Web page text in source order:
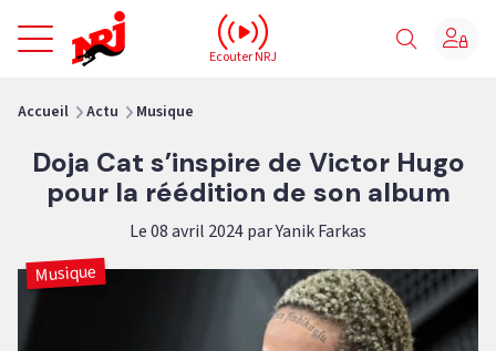
NRJ - Accueil
Ecouter NRJ
Accueil Actu Musique
Doja Cat s’inspire de Victor Hugo
pour la réédition de son album
Le 08 avril 2024 par Yanik Farkas
Musique